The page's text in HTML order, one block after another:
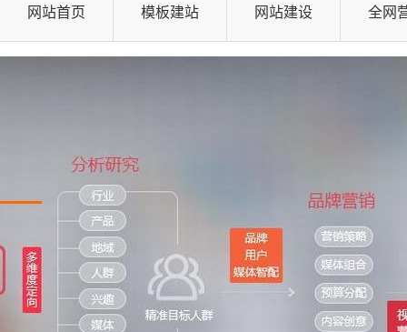
网站首页 模板建站 网站建设 全网